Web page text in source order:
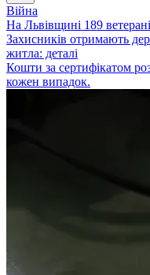
Війна
На Львівщині 189
Захисників отримають
житла: деталі
Кошти за сертифікатом
кожен випадок.